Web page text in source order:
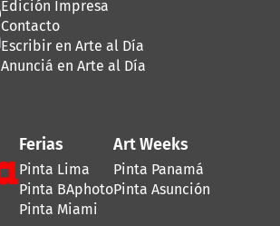
Edición Impresa
Contacto
Escribir en Arte al Día
Anunciá en Arte al Día
Ferias
Pinta Lima
Pinta BAphoto
Pinta Miami
Art Weeks
Pinta Panamá
Pinta Asunción